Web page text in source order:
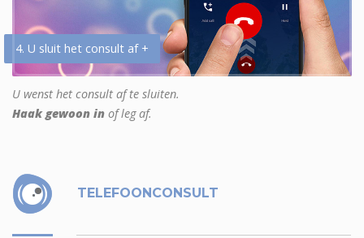
4. U sluit het consult af +
U wenst het consult af te sluiten.
Haak gewoon in of leg af.
TELEFOONCONSULT